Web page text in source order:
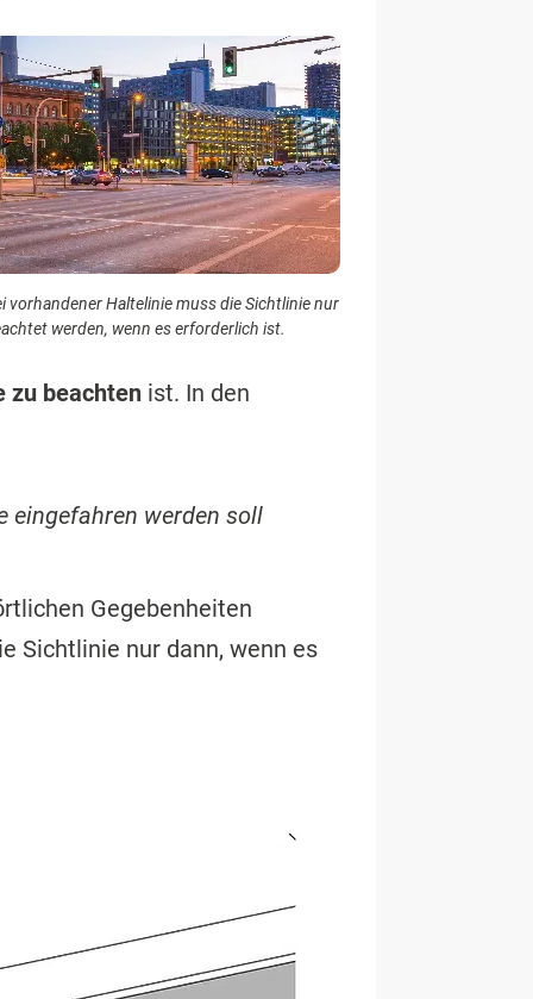
vorhandener Haltelinie muss die Sichtlinie nur
werden, wenn es erforderlich ist.
zu beachten ist. In den
eingefahren werden soll
Gegebenheiten
Sichtlinie nur dann, wenn es